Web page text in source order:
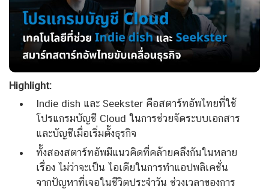
Highlight:
Indie dish และ Seekster คือสตาร์ทอัพไทยที่ใช้
โปรแกรมบัญชี Cloud ในการช่วยจัดระบบเอกสาร
และบัญชีเมื่อเริ่มตั้งธุรกิจ
ทั้งสองสตาร์ทอัพมีแนวคิดที่คล้ายคลึงกันในหลาย
เรื่อง ไม่ว่าจะเป็น ไอเดียในการทำแอปพลิเคชั่น
จากปัญหาที่เจอในชีวิตประจำวัน ช่วงเวลาของการ